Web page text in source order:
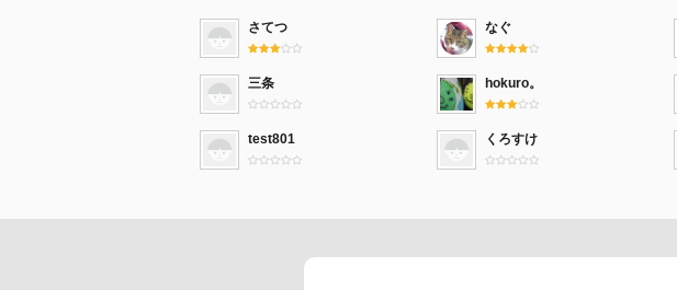
さてつ なぐ
三条 hokuro。
test801 くろすけ